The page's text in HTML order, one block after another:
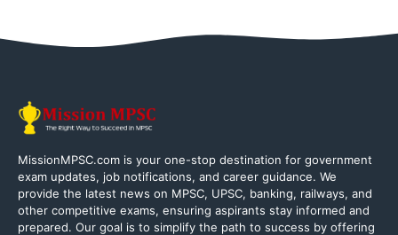
MissionMPSC.com is your one-stop destination for government
exam updates, job notifications, and career guidance. We
provide the latest news on MPSC, UPSC, banking, railways, and
other competitive exams, ensuring aspirants stay informed and
prepared. Our goal is to simplify the path to success by offering